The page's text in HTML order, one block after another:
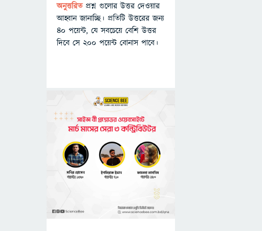
অনুত্তরিত প্রশ্ন গুলোর উত্তর দেওয়ার
আহ্বান জানাচ্ছি। প্রতিটি উত্তরের জন্য
৪০ পয়েন্ট, যে সবচেয়ে বেশি উত্তর
দিবে সে ২০০ পয়েন্ট বোনাস পাবে।